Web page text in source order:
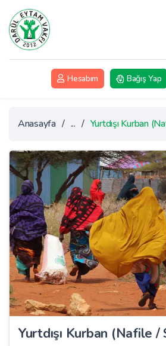
Hesabım Bağış Yap
Anasayfa / ... / Yurtdışı Kurban
Yurtdışı Kurban (Nafile /